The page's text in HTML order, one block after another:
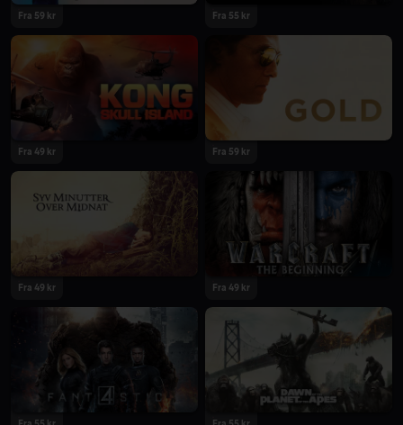
Fra 59 kr Fra 55 kr
Fra 49 kr Fra 59 kr
Fra 49 kr Fra 49 kr